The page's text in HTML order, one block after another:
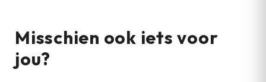
Misschien ook iets voor
jou?